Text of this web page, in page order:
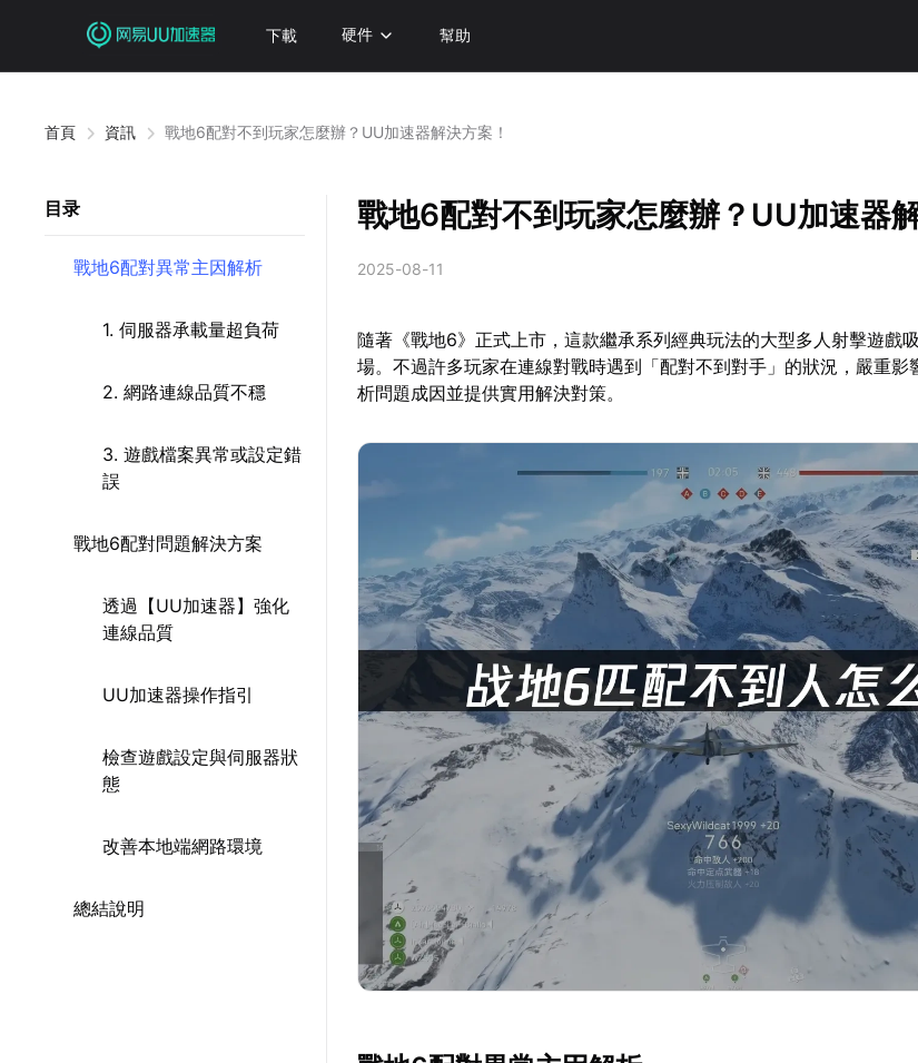
下載 硬件 幫助
首頁 資訊 戰地6配對不到玩家怎麼辦？UU加速器解決方案！
目录
戰地6配對異常主因解析
1. 伺服器承載量超負荷
2. 網路連線品質不穩
3. 遊戲檔案異常或設定錯
誤
戰地6配對問題解決方案
透過【UU加速器】強化
連線品質
UU加速器操作指引
檢查遊戲設定與伺服器狀
態
改善本地端網路環境
總結說明
戰地6配對不到玩家怎麼辦？UU加速器
2025-08-11
隨著《戰地6》正式上市，這款繼承系列經典玩法的大型多人射擊遊戲
場。不過許多玩家在連線對戰時遇到「配對不到對手」的狀況，嚴重影
析問題成因並提供實用解決對策。